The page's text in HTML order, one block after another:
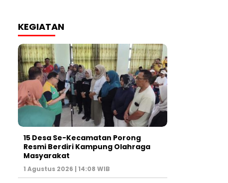
KEGIATAN
15 Desa Se-Kecamatan Porong
Resmi Berdiri Kampung Olahraga
Masyarakat
1 Agustus 2026 | 14:08 WIB